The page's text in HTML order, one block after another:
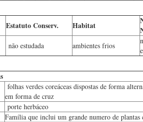
Estatuto Conserv. Habitat
não estudada ambientes frios
folhas verdes coreáceas dispostas de forma
em forma de cruz
porte herbáceo
Família que inclui um grande numero de plantas